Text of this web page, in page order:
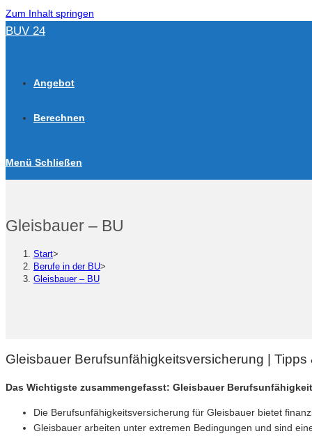
Zum Inhalt springen
BUV 24
Angebot
Berechnen
Menü Schließen
Gleisbauer – BU
Start>
Berufe in der BU>
Gleisbauer – BU
Gleisbauer Berufsunfähigkeitsversicherung |
Das Wichtigste zusammengefasst: Gleisbauer
Die Berufsunfähigkeitsversicherung für Gleisbauer bietet
Gleisbauer arbeiten unter extremen Bedingungen und sind